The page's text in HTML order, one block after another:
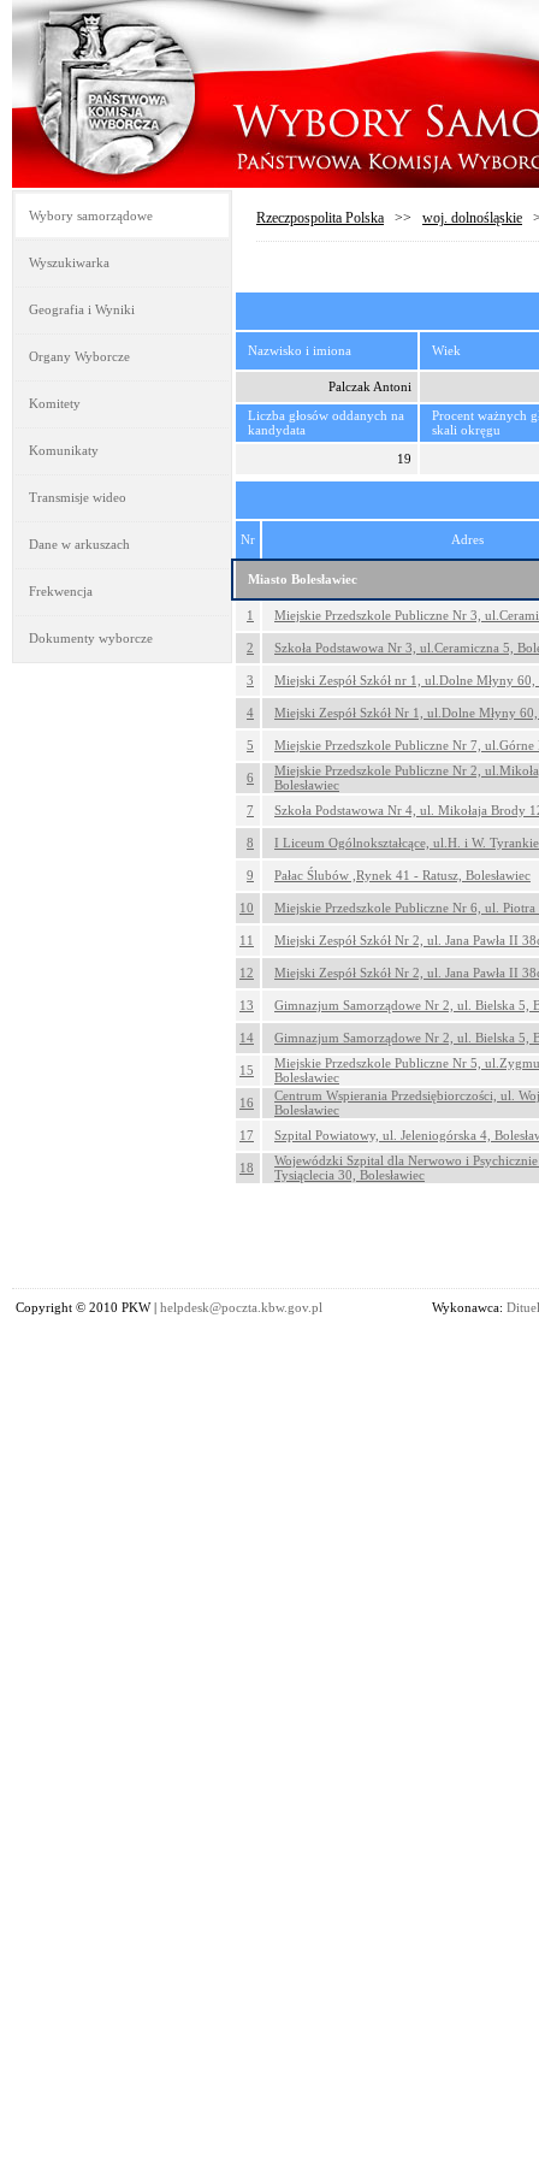
Wybory samorządowe
Wyszukiwarka
Geografia i Wyniki
Organy Wyborcze
Komitety
Komunikaty
Transmisje wideo
Dane w arkuszach
Frekwencja
Dokumenty wyborcze
Rzeczpospolita Polska >> woj. dolnośląskie
Nazwisko i imiona Wiek
Palczak Antoni
Liczba głosów oddanych na
kandydata
Procent ważnych
skali okręgu
19
Nr Adres
Miasto Bolesławiec
1 Miejskie Przedszkole Publiczne Nr 3,
2 Szkoła Podstawowa Nr 3, ul.Ceramiczna 5,
3 Miejski Zespół Szkół nr 1, ul.Dolne Młyny 60,
4 Miejski Zespół Szkół Nr 1, ul.Dolne Młyny 60,
5 Miejskie Przedszkole Publiczne Nr 7, ul.Górne
6
Miejskie Przedszkole Publiczne Nr 2,
Bolesławiec
7
Szkoła Podstawowa Nr 4, ul. Mikołaja Brody
8 I Liceum Ogólnokształcące, ul.H. i W.
9 Pałac Ślubów ,Rynek 41 - Ratusz, Bolesławiec
10 Miejskie Przedszkole Publiczne Nr 6, ul. Piotra
11 Miejski Zespół Szkół Nr 2, ul. Jana Pawła II
12 Miejski Zespół Szkół Nr 2, ul. Jana Pawła II
13 Gimnazjum Samorządowe Nr 2, ul. Bielska 5,
14 Gimnazjum Samorządowe Nr 2, ul. Bielska 5,
15
Miejskie Przedszkole Publiczne Nr 5,
Bolesławiec
16
Centrum Wspierania Przedsiębiorczości, ul.
Bolesławiec
17
Szpital Powiatowy, ul. Jeleniogórska 4,
18
Wojewódzki Szpital dla Nerwowo i
Tysiąclecia 30, Bolesławiec
Copyright © 2010 PKW | helpdesk@poczta.kbw.gov.pl Wykonawca: